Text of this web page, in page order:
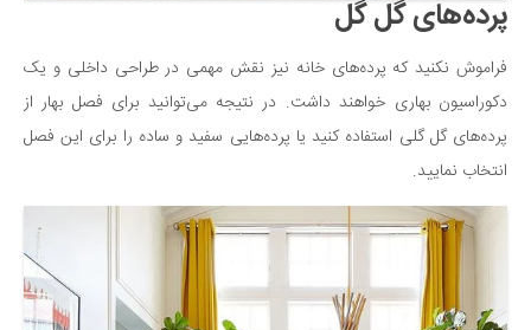
پرده‌های گل گل
فراموش نکنید که پرده‌های خانه نیز نقش مهمی در طراحی داخلی و یک
دکوراسیون بهاری خواهند داشت. در نتیجه می‌توانید برای فصل بهار از
پرده‌های گل گلی استفاده کنید یا پرده‌هایی سفید و ساده را برای این فصل
انتخاب نمایید.